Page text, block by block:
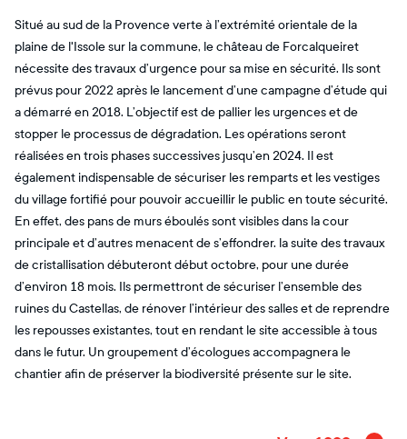
Situé au sud de la Provence verte à l’extrémité orientale de la
plaine de l'Issole sur la commune, le château de Forcalqueiret
nécessite des travaux d’urgence pour sa mise en sécurité. Ils sont
prévus pour 2022 après le lancement d’une campagne d’étude qui
a démarré en 2018. L’objectif est de pallier les urgences et de
stopper le processus de dégradation. Les opérations seront
réalisées en trois phases successives jusqu’en 2024. Il est
également indispensable de sécuriser les remparts et les vestiges
du village fortifié pour pouvoir accueillir le public en toute sécurité.
En effet, des pans de murs éboulés sont visibles dans la cour
principale et d’autres menacent de s’effondrer. la suite des travaux
de cristallisation débuteront début octobre, pour une durée
d’environ 18 mois. Ils permettront de sécuriser l’ensemble des
ruines du Castellas, de rénover l’intérieur des salles et de reprendre
les repousses existantes, tout en rendant le site accessible à tous
dans le futur. Un groupement d’écologues accompagnera le
chantier afin de préserver la biodiversité présente sur le site.